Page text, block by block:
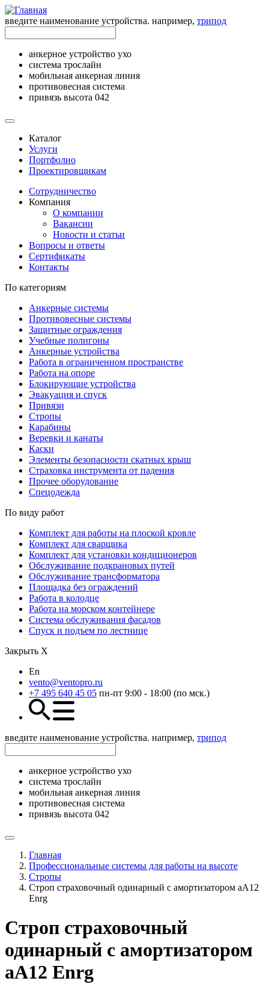
введите наименование устройства. например, трипод
анкерное устройство ухо
система трослайн
мобильная анкерная линия
противовесная система
привязь высота 042
Каталог
Услуги
Портфолио
Проектировщикам
Сотрудничество
Компания
О компании
Вакансии
Новости и статьи
Вопросы и ответы
Сертификаты
Контакты
По категориям
Анкерные системы
Противовесные системы
Защитные ограждения
Учебные полигоны
Анкерные устройства
Работа в ограниченном пространстве
Работа на опоре
Блокирующие устройства
Эвакуация и спуск
Привязи
Стропы
Карабины
Веревки и канаты
Каски
Элементы безопасности скатных крыш
Страховка инструмента от падения
Прочее оборудование
Спецодежда
По виду работ
Комплект для работы на плоской кровле
Комплект для сварщика
Комплект для установки кондиционеров
Обслуживание подкрановых путей
Обслуживание трансформатора
Площадка без ограждений
Работа в колодце
Работа на морском контейнере
Система обслуживания фасадов
Спуск и подъем по лестнице
Закрыть Х
En
vento@ventopro.ru
+7 495 640 45 05 пн-пт 9:00 - 18:00 (по мск.)
введите наименование устройства. например, трипод
анкерное устройство ухо
система трослайн
мобильная анкерная линия
противовесная система
привязь высота 042
Главная
Профессиональные системы для работы на высоте
Стропы
Строп страховочный одинарный с амортизатором аА12
Enrg
Строп страховочный
одинарный с амортизатором
аА12 Enrg